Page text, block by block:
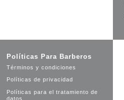
Políticas Para Barberos
Términos y condiciones
Políticas de privacidad
Políticas para el tratamiento de
datos